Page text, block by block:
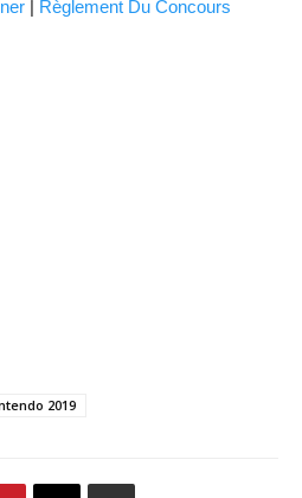
| Règlement Du Concours
2019